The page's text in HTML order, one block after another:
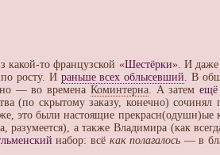
какой-то французской «Шестёрки». И даже
росту. И раньше всех облысевший . В
— во времена Коминтерна. А затемещё
(по скрытому заказу, конечно)
это были настоящие
разумеется), а также Владимира (как
набор: всё как полагалось — в